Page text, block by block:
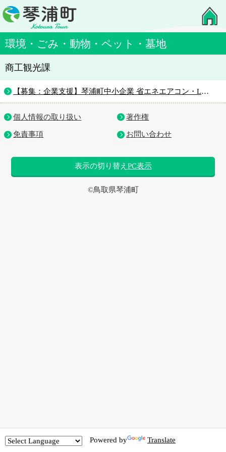
環境・ごみ・動物・ペット・墓地
商工観光課
【募集：企業支援】琴浦町中小企業 省エネエアコン・LED照明導入緊急支援事業補助金のご案内
個人情報の取り扱い 著作権
免責事項 お問い合わせ
表示の切り替え PC表示
Powered by Translate
©鳥取県琴浦町